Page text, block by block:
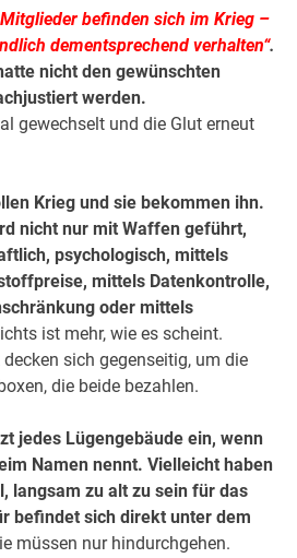
Mitglieder befinden sich im Krieg –
dementsprechend verhalten“.
nicht den gewünschten
werden.
gewechselt und die Glut erneut
Krieg und sie bekommen ihn.
nicht nur mit Waffen geführt,
psychologisch, mittels
mittels Datenkontrolle,
oder mittels
ist mehr, wie es scheint.
sich gegenseitig, um die
die beide bezahlen.
jedes Lügengebäude ein, wenn
Namen nennt. Vielleicht haben
langsam zu alt zu sein für das
befindet sich direkt unter dem
müssen nur hindurchgehen.